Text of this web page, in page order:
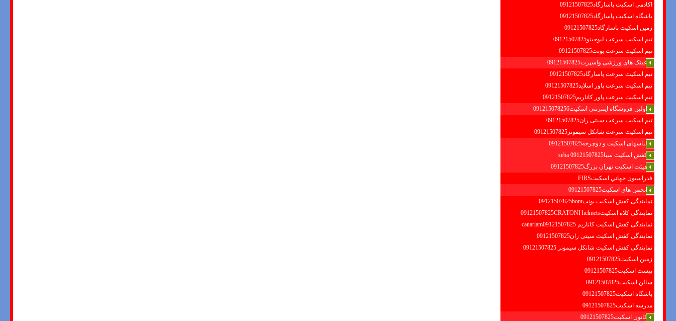
اکادمی اسکیت پاسارگاد09121507825
باشگاه اسکیت پاسارگاد09121507825
زمین اسکیت پاسارگاد09121507825
تیم اسکیت سرعت لیوجینو09121507825
تیم اسکیت سرعت بونت09121507825
عینک های ورزشی واسپرت09121507825
تیم اسکیت سرعت پاسارگاد09121507825
تیم اسکیت سرعت پاور اسلاید09121507825
تیم اسکیت سرعت پاور کاناریم09121507825
اولين فروشگاه اينترنتي اسكيت091215078256
تیم اسکیت سرعت سیتی ران09121507825
تیم اسکیت سرعت شانکل سیمونز09121507825
لباسهای اسکیت و دوچرخه09121507825
کفش اسکیت سبا09121507825 seba
هیئت اسکیت تهران بزرگ09121507825
فدراسيون جهاني اسكيتFIRS
انجمن هاي اسكيت09121507825
نمایندگی کفش اسکیت بونت09121507825bont
نمایندگی کلاه اسکیت09121507825CRATONI helmets
نمایندگی کفش اسکیت كاناريم canariam09121507825
نمایندگی کفش اسکیت سیتی ران09121507825
نمایندگی کفش اسکیت شانكل سيمونز 09121507825
زمین اسکیت09121507825
پیست اسکیت09121507825
سالن اسکیت09121507825
باشگاه اسکیت09121507825
مدرسه اسکیت09121507825
کانون اسکیت09121507825